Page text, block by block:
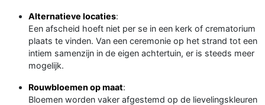
Alternatieve locaties:
Een afscheid hoeft niet per se in een kerk of crematorium
plaats te vinden. Van een ceremonie op het strand tot een
intiem samenzijn in de eigen achtertuin, er is steeds meer
mogelijk.
Rouwbloemen op maat:
Bloemen worden vaker afgestemd op de lievelingskleuren